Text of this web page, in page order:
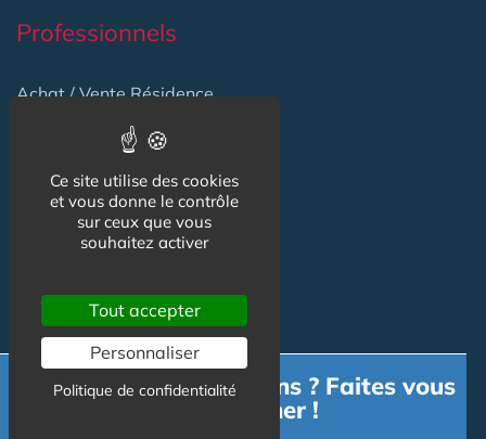
Professionnels
Achat / Vente Résidence
Achat / Vente Terrain
Création Résidence
Produits / Fournisseurs
Actu Marché
Emploi
Formation
Besoin d'informations ? Faites vous
accompagner !
Ce site utilise des cookies
et vous donne le contrôle
sur ceux que vous
souhaitez activer
Tout accepter
Personnaliser
Politique de confidentialité